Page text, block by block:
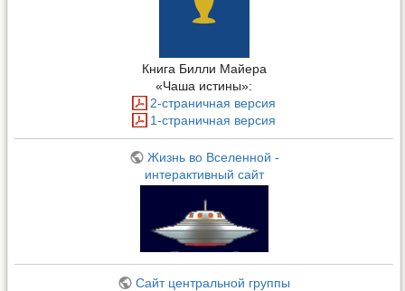
Книга Билли Майера
«Чаша истины»:
2-страничная версия
1-страничная версия
Жизнь во Вселенной -
интерактивный сайт
Сайт центральной группы